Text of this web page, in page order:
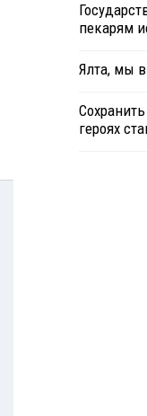
пекарям
Ялта, мы
героях